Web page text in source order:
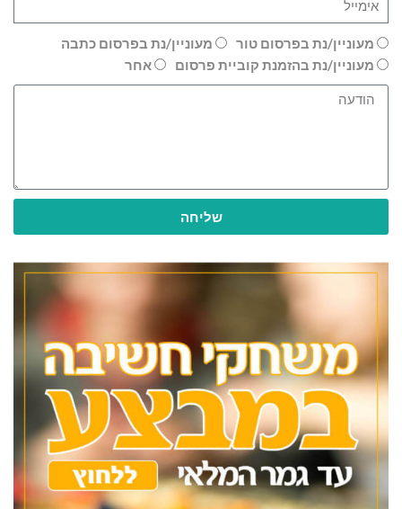
מעוניין/נת בפרסום טור
מעוניין/נת בפרסום כתבה
מעוניין/נת בהזמנת קוביית פרסום
אחר
שליחה